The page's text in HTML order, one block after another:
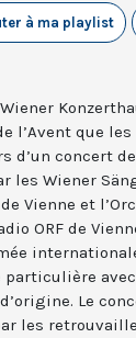
à ma playlist
l’Avent que
d’un concert
les Wiener
Vienne et
ORF de
Le
les